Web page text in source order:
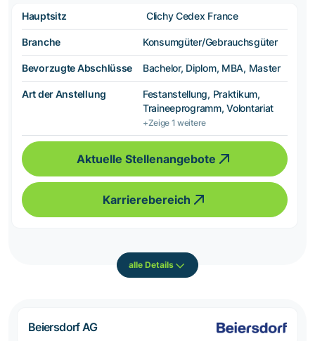
Hauptsitz Clichy Cedex France
Branche Konsumgüter/Gebrauchsgüter
Bevorzugte Abschlüsse Bachelor, Diplom, MBA, Master
Art der Anstellung
Festanstellung, Praktikum,
Traineeprogramm, Volontariat
+Zeige 1 weitere
Aktuelle Stellenangebote
Karrierebereich
alle Details
Beiersdorf AG